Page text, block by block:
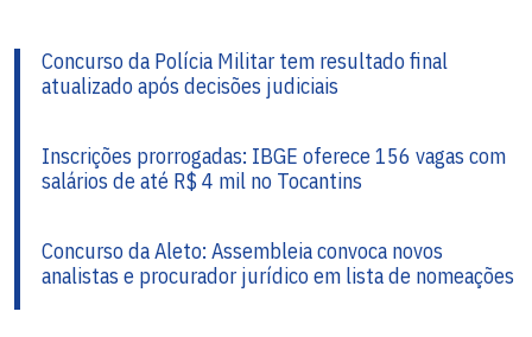
Concurso da Polícia Militar tem resultado final
atualizado após decisões judiciais
Inscrições prorrogadas: IBGE oferece 156 vagas com
salários de até R$ 4 mil no Tocantins
Concurso da Aleto: Assembleia convoca novos
analistas e procurador jurídico em lista de nomeações